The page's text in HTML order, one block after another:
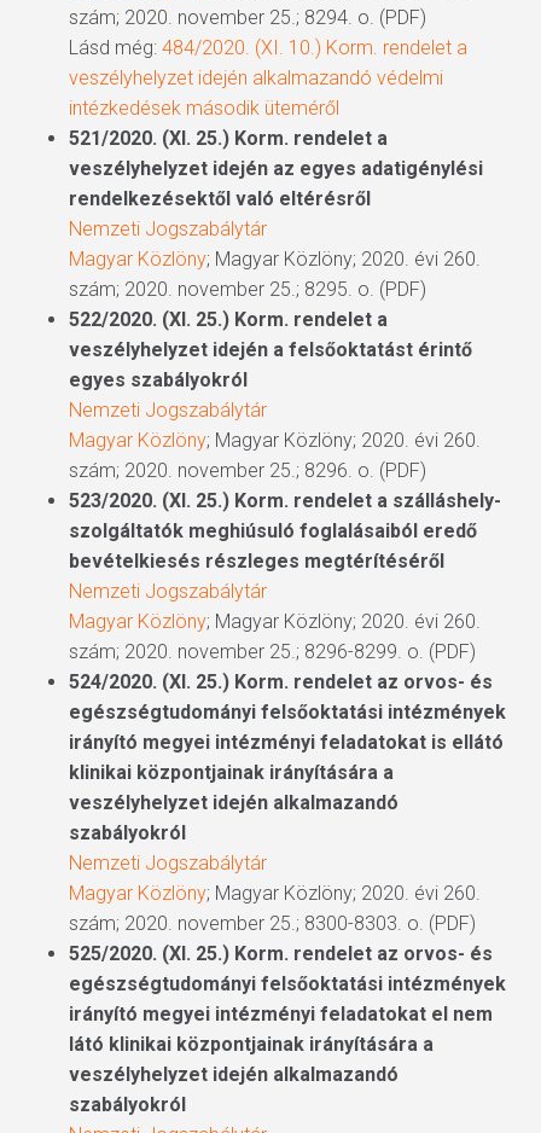
szám; 2020. november 25.; 8294. o. (PDF)
Lásd még: 484/2020. (XI. 10.) Korm. rendelet a
veszélyhelyzet idején alkalmazandó védelmi
intézkedések második üteméről
521/2020. (XI. 25.) Korm. rendelet a
veszélyhelyzet idején az egyes adatigénylési
rendelkezésektől való eltérésről
Nemzeti Jogszabálytár
Magyar Közlöny; Magyar Közlöny; 2020. évi 260.
szám; 2020. november 25.; 8295. o. (PDF)
522/2020. (XI. 25.) Korm. rendelet a
veszélyhelyzet idején a felsőoktatást érintő
egyes szabályokról
Nemzeti Jogszabálytár
Magyar Közlöny; Magyar Közlöny; 2020. évi 260.
szám; 2020. november 25.; 8296. o. (PDF)
523/2020. (XI. 25.) Korm. rendelet a szálláshely-
szolgáltatók meghiúsuló foglalásaiból eredő
bevételkiesés részleges megtérítéséről
Nemzeti Jogszabálytár
Magyar Közlöny; Magyar Közlöny; 2020. évi 260.
szám; 2020. november 25.; 8296-8299. o. (PDF)
524/2020. (XI. 25.) Korm. rendelet az orvos- és
egészségtudományi felsőoktatási intézmények
irányító megyei intézményi feladatokat is ellátó
klinikai központjainak irányítására a
veszélyhelyzet idején alkalmazandó
szabályokról
Nemzeti Jogszabálytár
Magyar Közlöny; Magyar Közlöny; 2020. évi 260.
szám; 2020. november 25.; 8300-8303. o. (PDF)
525/2020. (XI. 25.) Korm. rendelet az orvos- és
egészségtudományi felsőoktatási intézmények
irányító megyei intézményi feladatokat el nem
látó klinikai központjainak irányítására a
veszélyhelyzet idején alkalmazandó
szabályokról